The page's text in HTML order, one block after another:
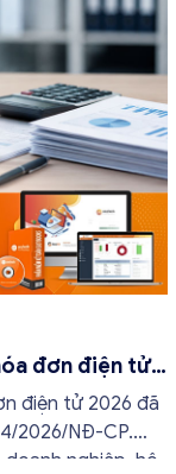
đơn điện tử
điện tử 2026 đã
2026/NĐ-CP.
nghiệp, hộ